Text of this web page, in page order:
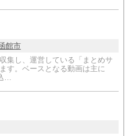
館市
集し、運営している「まとめサ
す。ベースとなる動画は主に
…